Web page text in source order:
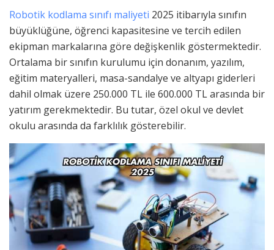
Robotik kodlama sınıfı maliyeti 2025 itibarıyla sınıfın
büyüklüğüne, öğrenci kapasitesine ve tercih edilen
ekipman markalarına göre değişkenlik göstermektedir.
Ortalama bir sınıfın kurulumu için donanım, yazılım,
eğitim materyalleri, masa-sandalye ve altyapı giderleri
dahil olmak üzere 250.000 TL ile 600.000 TL arasında bir
yatırım gerekmektedir. Bu tutar, özel okul ve devlet
okulu arasında da farklılık gösterebilir.